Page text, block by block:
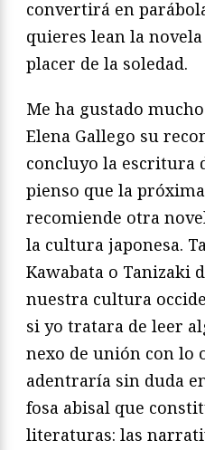
convertirá en
quieres lean la
placer de la soledad.
Me ha gustado
Elena Gallego su
concluyo la escritura
pienso que la
recomiende otra
la cultura japonesa.
Kawabata o Tanizaki
nuestra cultura
si yo tratara de leer
nexo de unión con lo
adentraría sin duda
fosa abisal que
literaturas: las